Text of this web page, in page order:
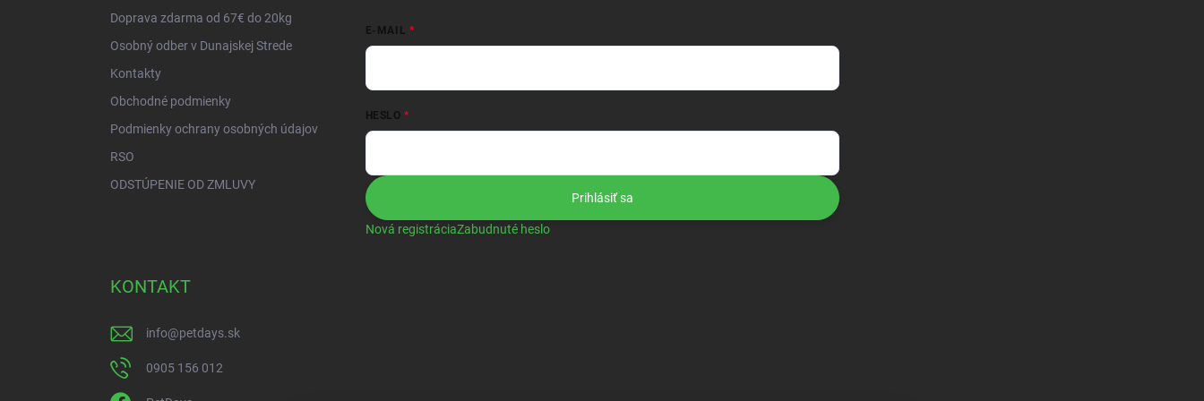
Doprava zdarma od 67€ do 20kg
Osobný odber v Dunajskej Strede
Kontakty
Obchodné podmienky
Podmienky ochrany osobných údajov
RSO
ODSTÚPENIE OD ZMLUVY
E-MAIL
HESLO
Prihlásiť sa
Nová registráciaZabudnuté heslo
KONTAKT
info@petdays.sk
0905 156 012